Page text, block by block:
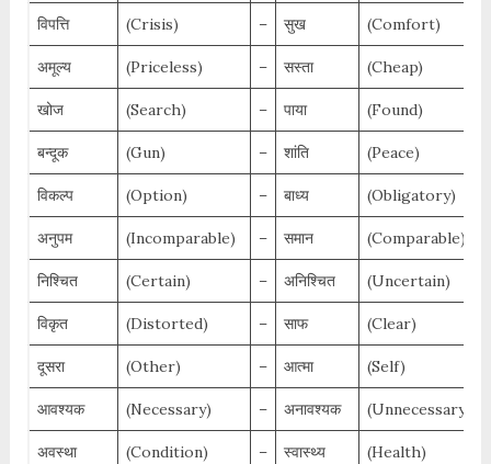
विपत्ति (Crisis) – सुख (Comfort)
अमूल्य (Priceless) – सस्ता (Cheap)
खोज (Search) – पाया (Found)
बन्दूक (Gun) – शांति (Peace)
विकल्प (Option) – बाध्य (Obligatory)
अनुपम (Incomparable) – समान (Comparable)
निश्चित (Certain) – अनिश्चित (Uncertain)
विकृत (Distorted) – साफ (Clear)
दूसरा (Other) – आत्मा (Self)
आवश्यक (Necessary) – अनावश्यक (Unnecessary)
अवस्था (Condition) – स्वास्थ्य (Health)